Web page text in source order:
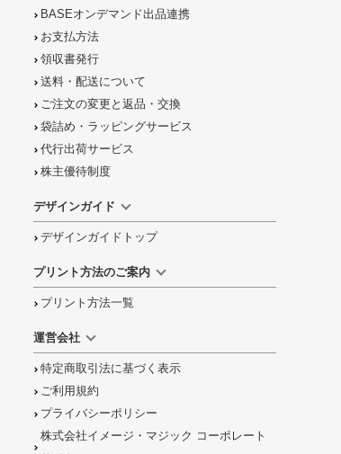
BASEオンデマンド出品連携
お支払方法
領収書発行
送料・配送について
ご注文の変更と返品 ・ 交換
袋詰め・ラッピングサービス
代行出荷サービス
株主優待制度
デザインガイド
デザインガイドトップ
プリント方法のご案内
プリント方法一覧
運営会社
特定商取引法に基づく表示
ご利用規約
プライバシーポリシー
株式会社イメージ・マジック コーポレート